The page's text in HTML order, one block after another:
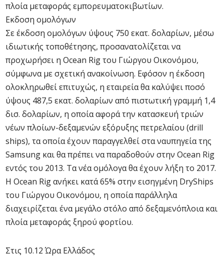
πλοία μεταφοράς εμπορευματοκιβωτίων.
Εκδοση ομολόγων
Σε έκδοση ομολόγων ύψους 750 εκατ. δολαρίων, μέσω
ιδιωτικής τοποθέτησης, προσανατολίζεται να
προχωρήσει η Ocean Rig του Γιώργου Οικονόμου,
σύμφωνα με σχετική ανακοίνωση. Εφόσον η έκδοση
ολοκληρωθεί επιτυχώς, η εταιρεία θα καλύψει ποσό
ύψους 487,5 εκατ. δολαρίων από πιστωτική γραμμή 1,4
δισ. δολαρίων, η οποία αφορά την κατασκευή τριών
νέων πλοίων-δεξαμενών εξόρυξης πετρελαίου (drill
ships), τα οποία έχουν παραγγελθεί στα ναυπηγεία της
Samsung και θα πρέπει να παραδοθούν στην Ocean Rig
εντός του 2013. Tα νέα ομόλογα θα έχουν λήξη το 2017.
H Ocean Rig ανήκει κατά 65% στην εισηγμένη DryShips
του Γιώργου Οικονόμου, η οποία παράλληλα
διαχειρίζεται ένα μεγάλο στόλο από δεξαμενόπλοια και
πλοία μεταφοράς ξηρού φορτίου.
Στις 10.12 Ώρα Ελλάδος